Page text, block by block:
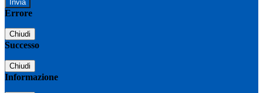
Errore
Chiudi
Successo
Chiudi
Informazione